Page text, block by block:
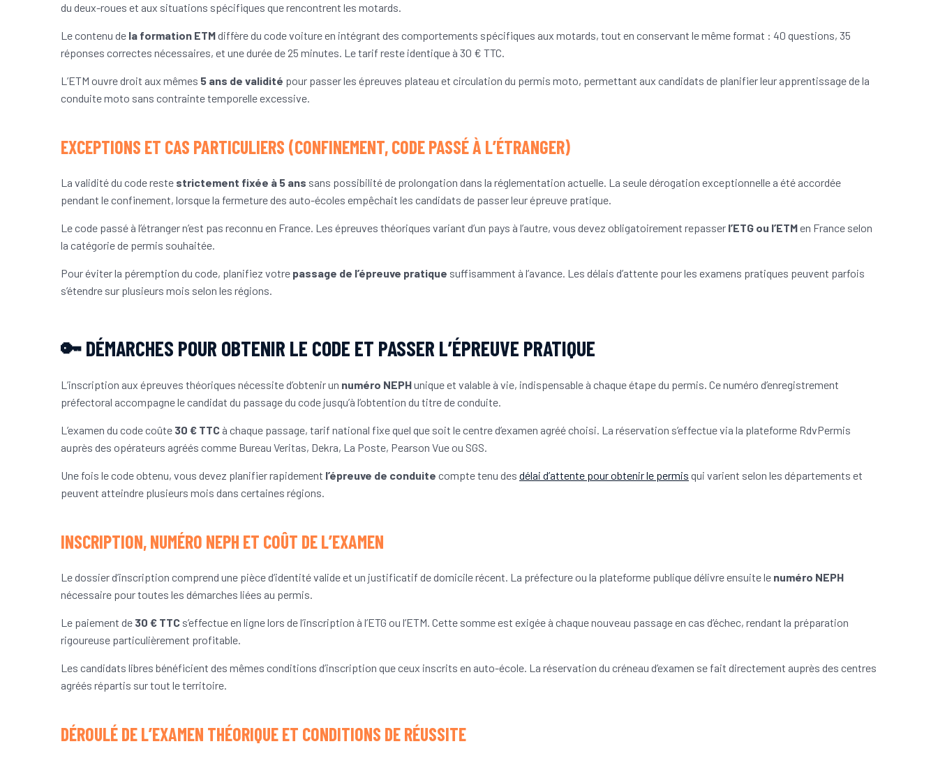
du deux-roues et aux situations spécifiques que rencontrent les motards.
Le contenu de la formation ETMdiffère du code voiture en intégrant des comportements spécifiques aux motards, tout en conservant le même format : 40 questions, 35
réponses correctes nécessaires, et une durée de 25 minutes. Le tarif reste identique à 30 € TTC.
L’ETM ouvre droit aux mêmes 5 ans de validité pour passer les épreuves plateau et circulation du permis moto, permettant aux candidats de planifier leur apprentissage de la
conduite moto sans contrainte temporelle excessive.
EXCEPTIONS ET CAS PARTICULIERS (CONFINEMENT, CODE PASSÉ À L’ÉTRANGER)
La validité du code reste strictement fixée à 5 ans sans possibilité de prolongation dans la réglementation actuelle. La seule dérogation exceptionnelle a été accordée
pendant le confinement, lorsque la fermeture des auto-écoles empêchait les candidats de passer leur épreuve pratique.
Le code passé à l’étranger n’est pas reconnu en France. Les épreuves théoriques variant d’un pays à l’autre, vous devez obligatoirement repasser l’ETG ou l’ETMen France selon
la catégorie de permis souhaitée.
Pour éviter la péremption du code, planifiez votre passage de l’épreuve pratique suffisamment à l’avance. Les délais d’attente pour les examens pratiques peuvent parfois
s’étendre sur plusieurs mois selon les régions.
🔑 DÉMARCHES POUR OBTENIR LE CODE ET PASSER L’ÉPREUVE PRATIQUE
L’inscription aux épreuves théoriques nécessite d’obtenir un numéro NEPHunique et valable à vie, indispensable à chaque étape du permis. Ce numéro d’enregistrement
préfectoral accompagne le candidat du passage du code jusqu’à l’obtention du titre de conduite.
L’examen du code coûte 30 € TTC à chaque passage, tarif national fixe quel que soit le centre d’examen agréé choisi. La réservation s’effectue via la plateforme RdvPermis
auprès des opérateurs agréés comme Bureau Veritas, Dekra, La Poste, Pearson Vue ou SGS.
Une fois le code obtenu, vous devez planifier rapidement l’épreuve de conduite compte tenu des délai d’attente pour obtenir le permis qui varient selon les départements et
peuvent atteindre plusieurs mois dans certaines régions.
INSCRIPTION, NUMÉRO NEPH ET COÛT DE L’EXAMEN
Le dossier d’inscription comprend une pièce d’identité valide et un justificatif de domicile récent. La préfecture ou la plateforme publique délivre ensuite le numéro NEPH
nécessaire pour toutes les démarches liées au permis.
Le paiement de 30 € TTC s’effectue en ligne lors de l’inscription à l’ETG ou l’ETM. Cette somme est exigée à chaque nouveau passage en cas d’échec, rendant la préparation
rigoureuse particulièrement profitable.
Les candidats libres bénéficient des mêmes conditions d’inscription que ceux inscrits en auto-école. La réservation du créneau d’examen se fait directement auprès des centres
agréés répartis sur tout le territoire.
DÉROULÉ DE L’EXAMEN THÉORIQUE ET CONDITIONS DE RÉUSSITE